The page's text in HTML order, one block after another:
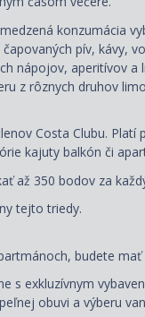
konzumácia
pív, kávy,
nápojov, aperitívov a
z rôznych druhov
Costa Clubu. Platí
kajuty balkón či
až 350 bodov za
tejto triedy.
budete mať
s exkluzívnym
obuvi a výberu